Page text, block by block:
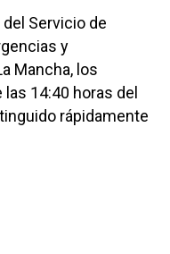
Servicio de
y
Mancha, los
14:40 horas del
rápidamente